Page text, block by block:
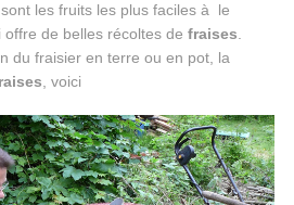
sont les fruits les plus faciles à le
de belles récoltes de fraises
du fraisier en terre ou en pot, la
, voici